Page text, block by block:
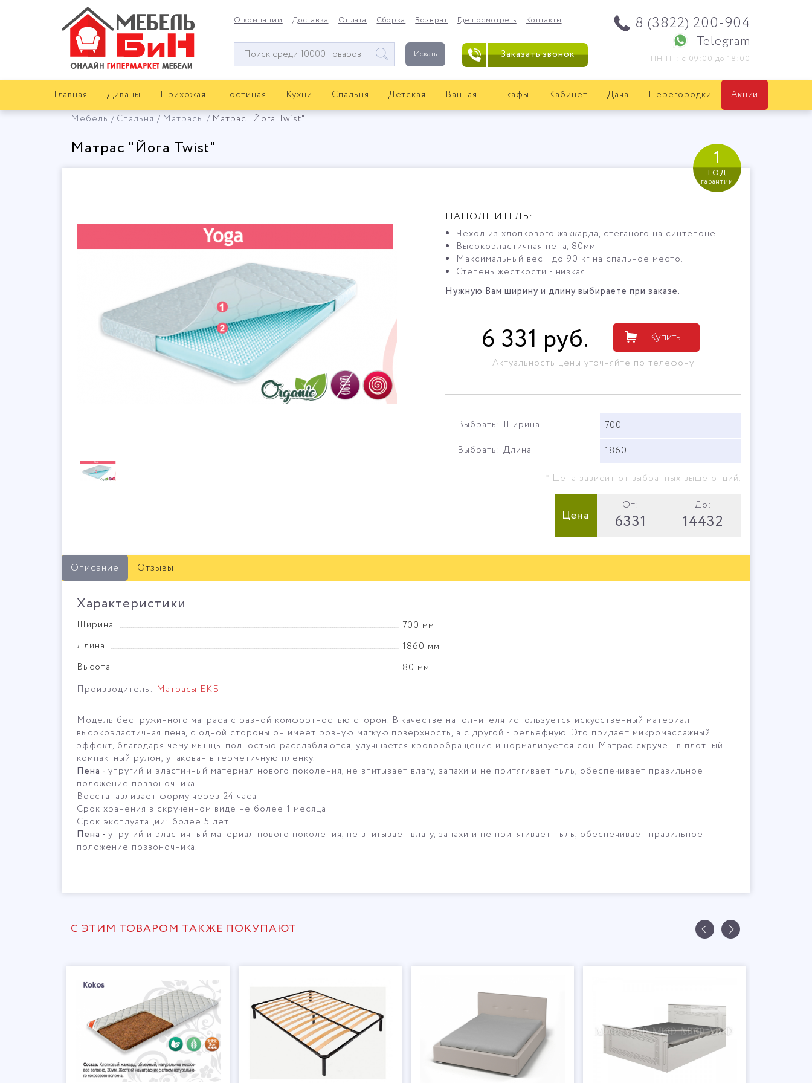
О компании Доставка Оплата Сборка Возврат Где посмотреть Контакты
Окно
поиска
Искать
8 (3822) 200-904
Telegram
ПН-ПТ: с 09:00 до 18:00
Заказать звонок
Главная Диваны Прихожая Гостиная Кухни Спальня Детская Ванная Шкафы Кабинет Дача Перегородки
Акции
Мебель
Спальня Матрасы Матрас "Йога Twist"
Матрас "Йога Twist" 1
год
гарантии
НАПОЛНИТЕЛЬ:
Чехол из хлопкового жаккарда, стеганого на синтепоне
Высокоэластичная пена, 80мм
Максимальный вес - до 90 кг на спальное место.
Степень жесткости - низкая.
Нужную Вам ширину и длину выбираете при заказе.
6 331 руб. Купить
Актуальность цены уточняйте по телефону
Выбрать: Ширина
700
Выбрать: Длина
1860
* Цена зависит от выбранных выше опций.
Цена
От:
6331
До:
14432
Описание Отзывы
Характеристики
Ширина
700 мм
Длина
1860 мм
Высота
80 мм
Производитель:Матрасы ЕКБ
Модель беспружинного матраса с разной комфортностью сторон. В качестве наполнителя используется искусственный материал -
высокоэластичная пена, с одной стороны он имеет ровную мягкую поверхность, а с другой - рельефную. Это придает микромассажный
эффект, благодаря чему мышцы полностью расслабляются, улучшается кровообращение и нормализуется сон. Матрас скручен в плотный
компактный рулон, упакован в герметичную пленку.
Пена - упругий и эластичный материал нового поколения, не впитывает влагу, запахи и не притягивает пыль, обеспечивает правильное
положение позвоночника.
Восстанавливает форму через 24 часа
Срок хранения в скрученном виде не более 1 месяца
Срок эксплуатации: более 5 лет
Пена - упругий и эластичный материал нового поколения, не впитывает влагу, запахи и не притягивает пыль, обеспечивает правильное
положение позвоночника.
С ЭТИМ ТОВАРОМ ТАКЖЕ ПОКУПАЮТ